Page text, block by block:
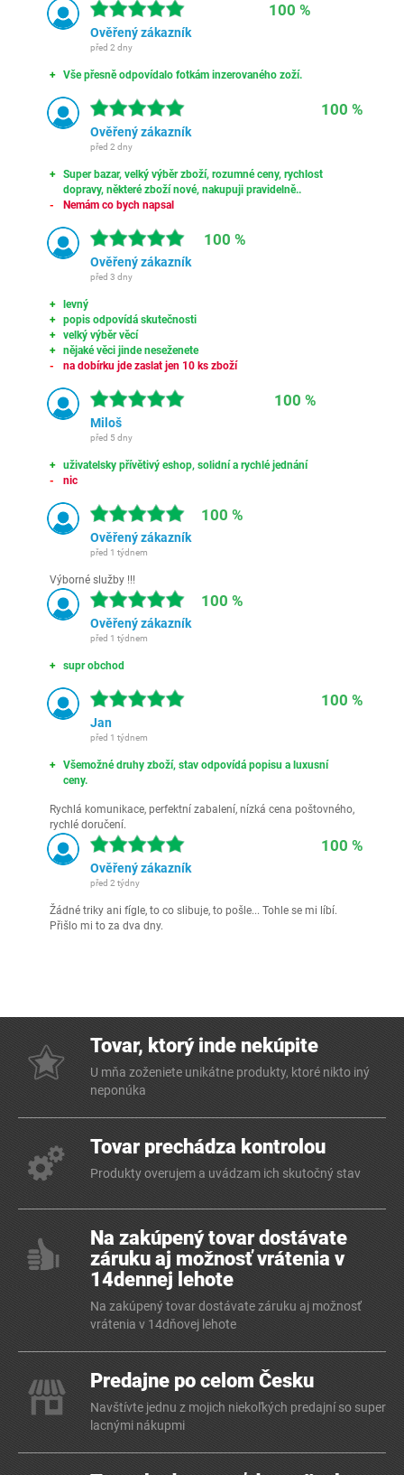
100 %
Ověřený zákazník
před 2 dny
Vše přesně odpovídalo fotkám inzerovaného zoží.
100 %
Ověřený zákazník
před 2 dny
Super bazar, velký výběr zboží, rozumné ceny, rychlost
dopravy, některé zboží nové, nakupuji pravidelně..
Nemám co bych napsal
100 %
Ověřený zákazník
před 3 dny
levný
popis odpovídá skutečnosti
velký výběr věcí
nějaké věci jinde neseženete
na dobírku jde zaslat jen 10 ks zboží
100 %
Miloš
před 5 dny
uživatelsky přívětivý eshop, solidní a rychlé jednání
nic
100 %
Ověřený zákazník
před 1 týdnem
Výborné služby !!!
100 %
Ověřený zákazník
před 1 týdnem
supr obchod
100 %
Jan
před 1 týdnem
Všemožné druhy zboží, stav odpovídá popisu a luxusní
ceny.
Rychlá komunikace, perfektní zabalení, nízká cena poštovného,
rychlé doručení.
100 %
Ověřený zákazník
před 2 týdny
Žádné triky ani fígle, to co slibuje, to pošle... Tohle se mi líbí.
Přišlo mi to za dva dny.
Tovar, ktorý inde nekúpite
U mňa zoženiete unikátne produkty, ktoré nikto iný
neponúka
Tovar prechádza kontrolou
Produkty overujem a uvádzam ich skutočný stav
Na zakúpený tovar dostávate
záruku aj možnosť vrátenia v
14dennej lehote
Na zakúpený tovar dostávate záruku aj možnosť
vrátenia v 14dňovej lehote
Predajne po celom Česku
Navštívte jednu z mojich niekoľkých predajní so super
lacnými nákupmi